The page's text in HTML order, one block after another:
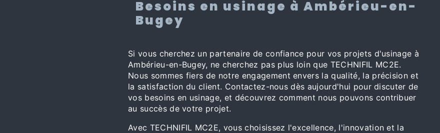
Besoins en usinage à Ambérieu-en-
Bugey
Si vous cherchez un partenaire de confiance pour vos projets d'usinage à
Ambérieu-en-Bugey, ne cherchez pas plus loin que TECHNIFIL MC2E.
Nous sommes fiers de notre engagement envers la qualité, la précision et
la satisfaction du client. Contactez-nous dès aujourd'hui pour discuter de
vos besoins en usinage, et découvrez comment nous pouvons contribuer
au succès de votre projet.
Avec TECHNIFIL MC2E, vous choisissez l'excellence, l'innovation et la